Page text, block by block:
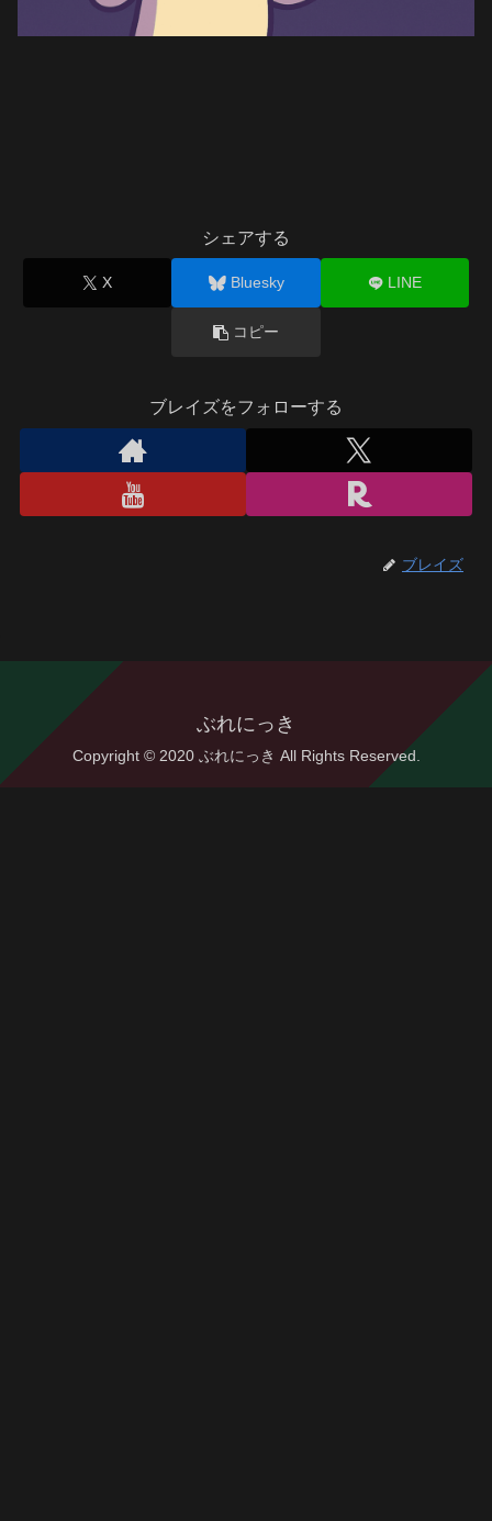
シェアする
X Bluesky LINE
コピー
ブレイズをフォローする
ブレイズ
ぶれにっき
Copyright © 2020 ぶれにっき All Rights Reserved.